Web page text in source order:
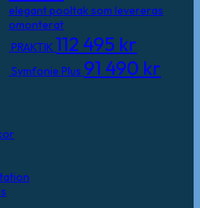
elegant pooltak som levereras
omonterat
PRAKTIK 112 495 kr
Symfonie Plus 91 490 kr